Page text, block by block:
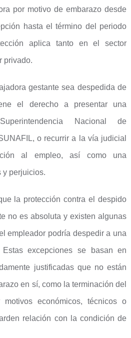
por motivo de embarazo desde
hasta el término del periodo
aplica tanto en el sector
privado.
gestante sea despedida de
el derecho a presentar una
Nacional de
o recurrir a la vía judicial
al empleo, así como una
y perjuicios.
la protección contra el despido
no es absoluta y existen algunas
empleador podría despedir a una
Estas excepciones se basan en
justificadas que no están
en sí, como la terminación del
económicos, técnicos o
relación con la condición de